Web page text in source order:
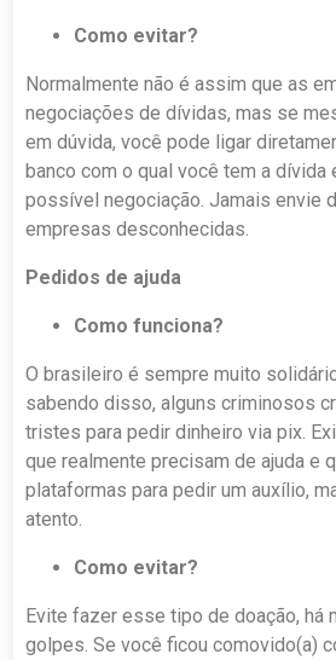
Como evitar?
Normalmente não é assim que as
negociações de dívidas, mas se
em dúvida, você pode ligar
banco com o qual você tem a dívida
possível negociação. Jamais envie
empresas desconhecidas.
Pedidos de ajuda
Como funciona?
O brasileiro é sempre muito
sabendo disso, alguns criminosos
tristes para pedir dinheiro via pix.
que realmente precisam de ajuda e
plataformas para pedir um auxílio,
atento.
Como evitar?
Evite fazer esse tipo de doação, há
golpes. Se você ficou comovido(a)